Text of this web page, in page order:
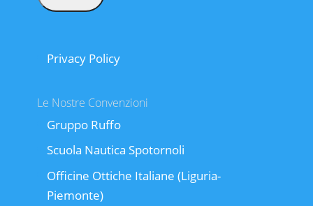
Privacy Policy
Le Nostre Convenzioni
Gruppo Ruffo
Scuola Nautica Spotornoli
Officine Ottiche Italiane (Liguria-
Piemonte)